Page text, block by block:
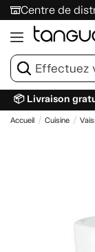
Centre de
📦 Livraison
Accueil Cuisine